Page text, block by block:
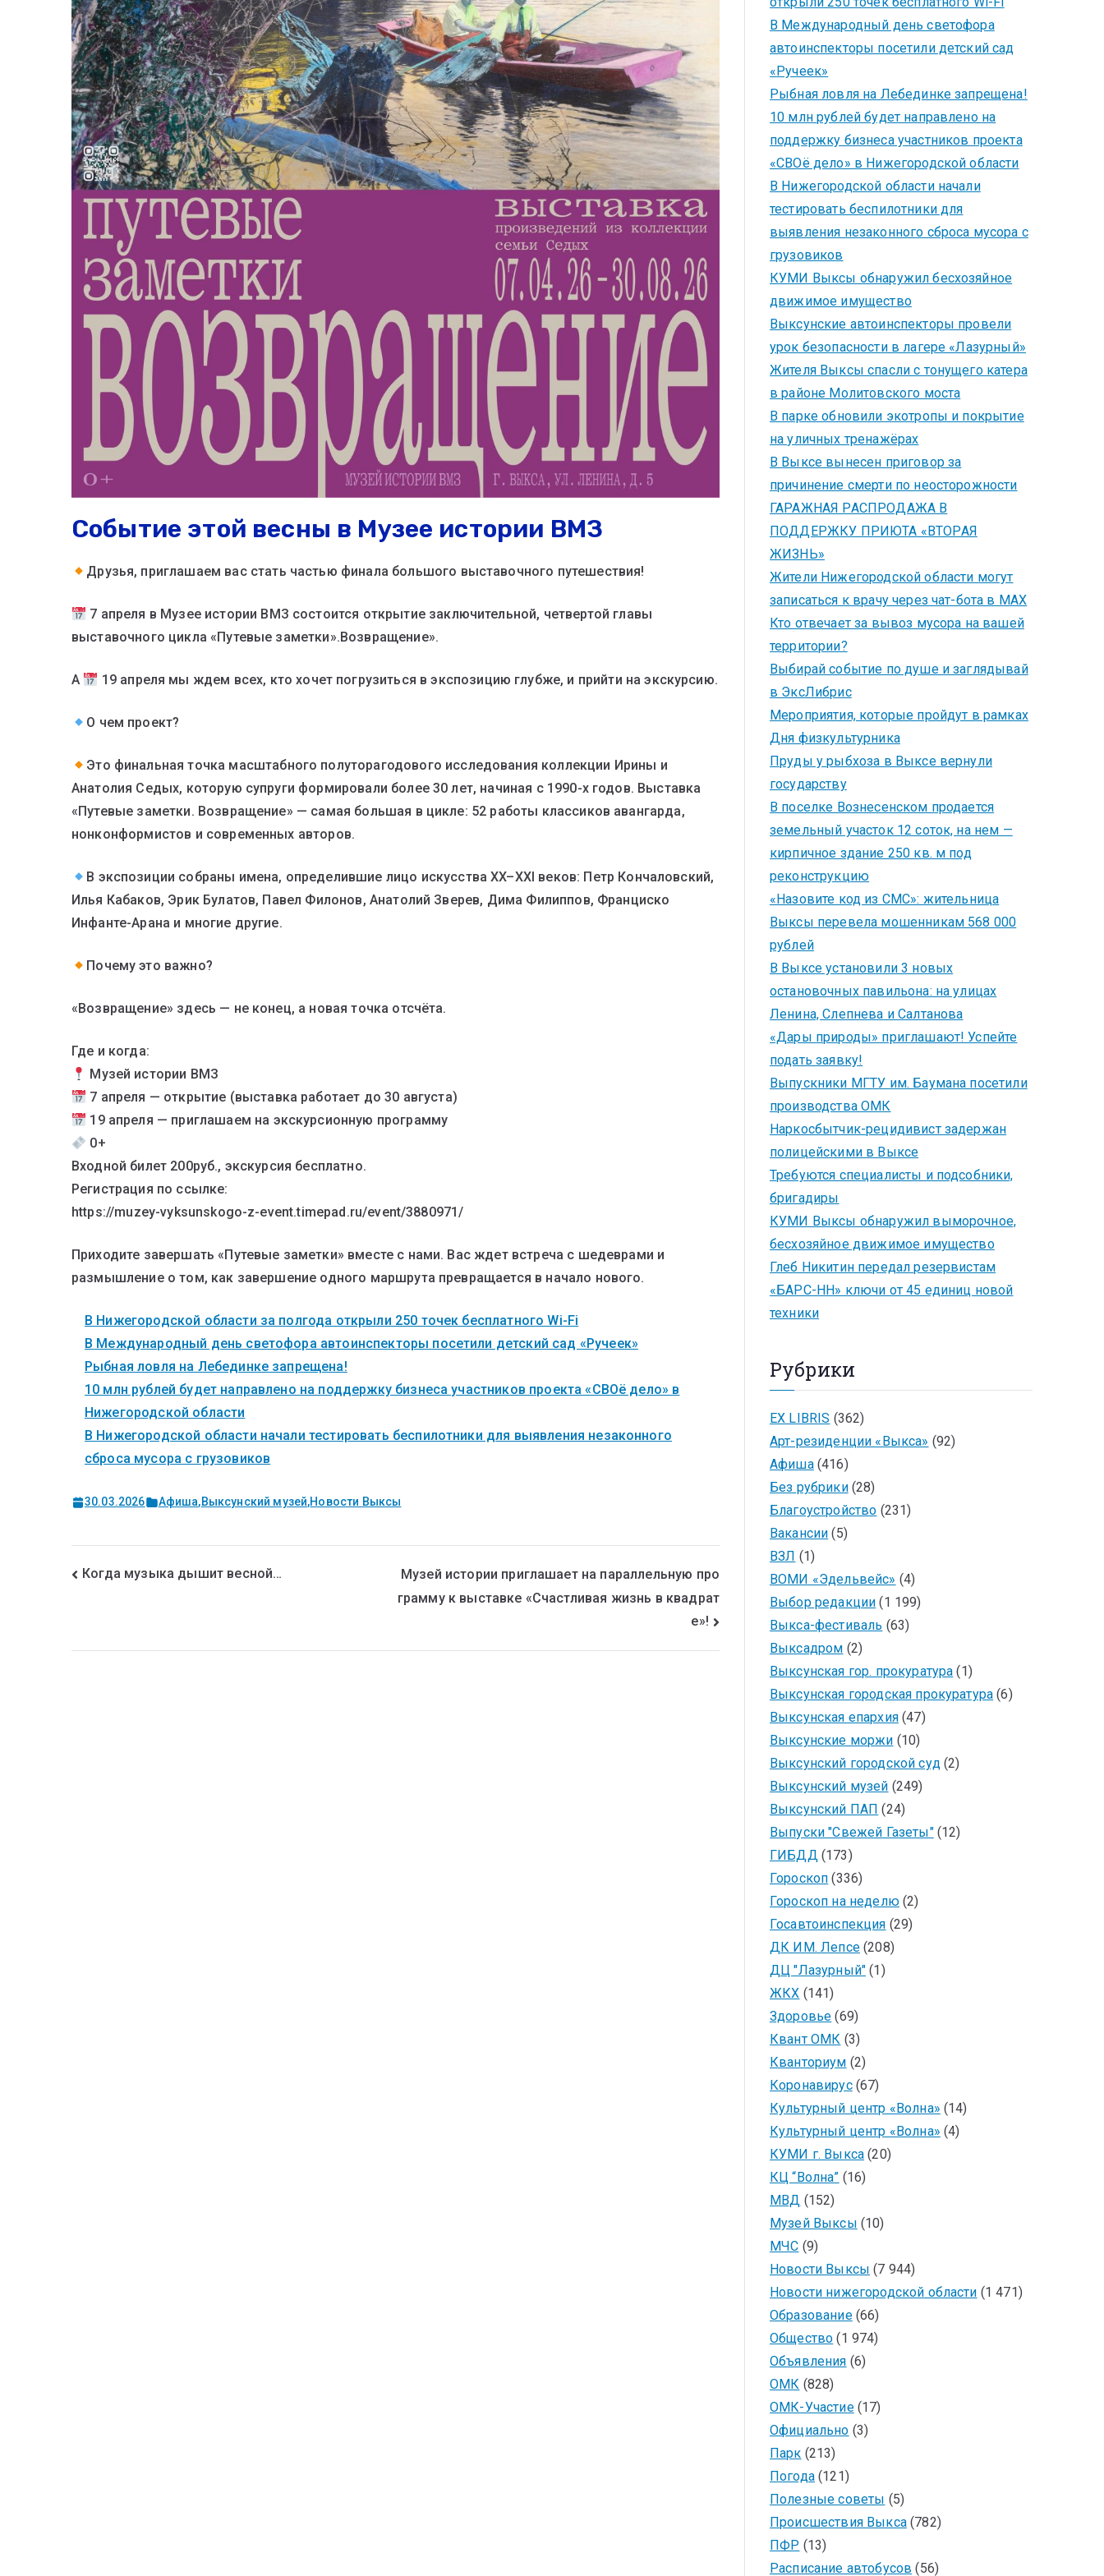
Событие этой весны в Музее истории ВМЗ
Друзья, приглашаем вас стать частью финала большого выставочного путешествия!
7 апреля в Музее истории ВМЗ состоится открытие заключительной, четвертой главы
выставочного цикла «Путевые заметки».Возвращение».
А 19 апреля мы ждем всех, кто хочет погрузиться в экспозицию глубже, и прийти на экскурсию.
О чем проект?
Это финальная точка масштабного полуторагодового исследования коллекции Ирины и
Анатолия Седых, которую супруги формировали более 30 лет, начиная с 1990-х годов. Выставка
«Путевые заметки. Возвращение» — самая большая в цикле: 52 работы классиков авангарда,
нонконформистов и современных авторов.
В экспозиции собраны имена, определившие лицо искусства XX–XXI веков: Петр Кончаловский,
Илья Кабаков, Эрик Булатов, Павел Филонов, Анатолий Зверев, Дима Филиппов, Франциско
Инфанте-Арана и многие другие.
Почему это важно?
«Возвращение» здесь — не конец, а новая точка отсчёта.
Где и когда:
Музей истории ВМЗ
7 апреля — открытие (выставка работает до 30 августа)
19 апреля — приглашаем на экскурсионную программу
0+
Входной билет 200руб., экскурсия бесплатно.
Регистрация по ссылке:
https://muzey-vyksunskogo-z-event.timepad.ru/event/3880971/
Приходите завершать «Путевые заметки» вместе с нами. Вас ждет встреча с шедеврами и
размышление о том, как завершение одного маршрута превращается в начало нового.
В Нижегородской области за полгода открыли 250 точек бесплатного Wi-Fi
В Международный день светофора автоинспекторы посетили детский сад «Ручеек»
Рыбная ловля на Лебединке запрещена!
10 млн рублей будет направлено на поддержку бизнеса участников проекта «СВОё дело» в
Нижегородской области
В Нижегородской области начали тестировать беспилотники для выявления незаконного
сброса мусора с грузовиков
30.03.2026 Афиша,Выксунский музей,Новости Выксы
Когда музыка дышит весной…
Музей истории приглашает на параллельную про
грамму к выставке «Счастливая жизнь в квадрат
е»!
В Международный день светофора
автоинспекторы посетили детский сад
«Ручеек»
Рыбная ловля на Лебединке запрещена!
10 млн рублей будет направлено на
поддержку бизнеса участников проекта
«СВОё дело» в Нижегородской области
В Нижегородской области начали
тестировать беспилотники для
выявления незаконного сброса мусора с
грузовиков
КУМИ Выксы обнаружил бесхозяйное
движимое имущество
Выксунские автоинспекторы провели
урок безопасности в лагере «Лазурный»
Жителя Выксы спасли с тонущего катера
в районе Молитовского моста
В парке обновили экотропы и покрытие
на уличных тренажёрах
В Выксе вынесен приговор за
причинение смерти по неосторожности
ГАРАЖНАЯ РАСПРОДАЖА В
ПОДДЕРЖКУ ПРИЮТА «ВТОРАЯ
ЖИЗНЬ»
Жители Нижегородской области могут
записаться к врачу через чат-бота в MAX
Кто отвечает за вывоз мусора на вашей
территории?
Выбирай событие по душе и заглядывай
в ЭксЛибрис
Мероприятия, которые пройдут в рамках
Дня физкультурника
Пруды у рыбхоза в Выксе вернули
государству
В поселке Вознесенском продается
земельный участок 12 соток, на нем —
кирпичное здание 250 кв. м под
реконструкцию
«Назовите код из СМС»: жительница
Выксы перевела мошенникам 568 000
рублей
В Выксе установили 3 новых
остановочных павильона: на улицах
Ленина, Слепнева и Салтанова
«Дары природы» приглашают! Успейте
подать заявку!
Выпускники МГТУ им. Баумана посетили
производства ОМК
Наркосбытчик-рецидивист задержан
полицейскими в Выксе
Требуются специалисты и подсобники,
бригадиры
КУМИ Выксы обнаружил выморочное,
бесхозяйное движимое имущество
Глеб Никитин передал резервистам
«БАРС-НН» ключи от 45 единиц новой
техники
Рубрики
EX LIBRIS (362)
Арт-резиденции «Выкса» (92)
Афиша(416)
Без рубрики(28)
Благоустройство (231)
Вакансии (5)
ВЗЛ (1)
ВОМИ «Эдельвейс» (4)
Выбор редакции (1 199)
Выкса-фестиваль (63)
Выксадром (2)
Выксунская гор. прокуратура (1)
Выксунская городская прокуратура (6)
Выксунская епархия(47)
Выксунские моржи (10)
Выксунский городской суд(2)
Выксунский музей (249)
Выксунский ПАП (24)
Выпуски "Свежей Газеты"(12)
ГИБДД(173)
Гороскоп (336)
Гороскоп на неделю(2)
Госавтоинспекция (29)
ДК ИМ. Лепсе(208)
ДЦ "Лазурный" (1)
ЖКХ (141)
Здоровье (69)
Квант ОМК (3)
Кванториум (2)
Коронавирус(67)
Культурный центр «Волна» (14)
Культурный центр «Волна» (4)
КУМИ г. Выкса (20)
КЦ “Волна” (16)
МВД (152)
Музей Выксы (10)
МЧС (9)
Новости Выксы (7 944)
Новости нижегородской области (1 471)
Образование(66)
Общество (1 974)
Объявления (6)
ОМК (828)
ОМК-Участие(17)
Официально (3)
Парк (213)
Погода(121)
Полезные советы (5)
Происшествия Выкса(782)
ПФР (13)
Расписание автобусов (56)